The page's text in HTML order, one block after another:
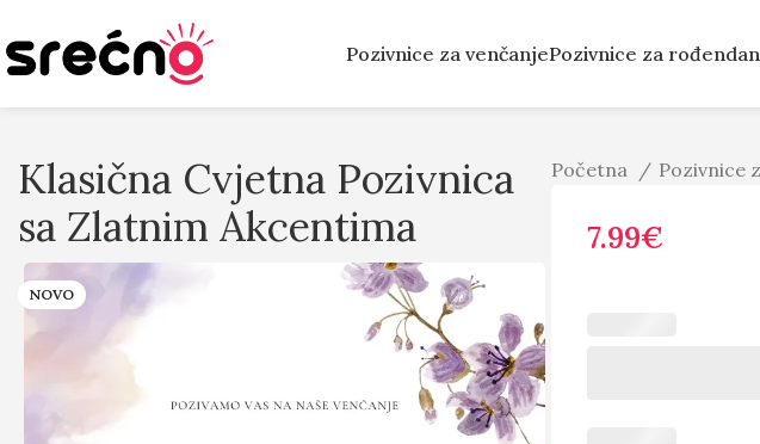
Pozivnice za venčanjePozivnice za rođendan
Klasična Cvjetna Pozivnica
sa Zlatnim Akcentima
NOVO
Početna Pozivnice
7.99€